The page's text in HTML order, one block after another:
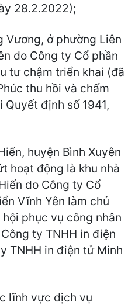
28.2.2022);
Vương, ở phường Liên
do Công ty Cổ phần
tư chậm triển khai (đã
thu hồi và chấm
định số 1941,
huyện Bình Xuyên
hoạt động là khu nhà
do Công ty Cổ
Vĩnh Yên làm chủ
phục vụ công nhân
ty TNHH in điện
TNHH in điện tử Minh
lĩnh vực dịch vụ